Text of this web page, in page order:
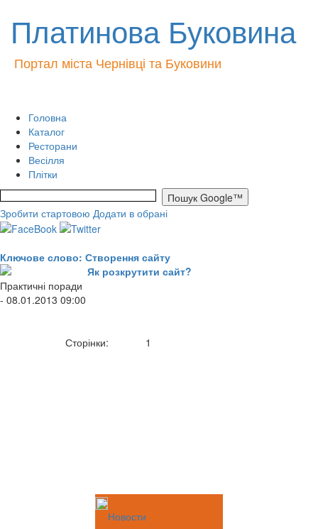
Платинова Буковина
Портал міста Чернівці та Буковини
Головна
Каталог
Ресторани
Весілля
Плітки
Зробити стартовою Додати в обрані
Ключове слово: Створення сайту
Як розкрутити сайт?
Практичні поради
- 08.01.2013 09:00
Сторінки: 1
Новости